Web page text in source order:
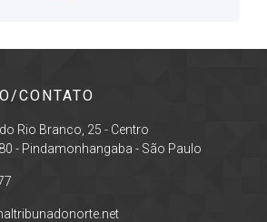
CONTATO
Rio Branco, 25 - Centro
- Pindamonhangaba - São Paulo